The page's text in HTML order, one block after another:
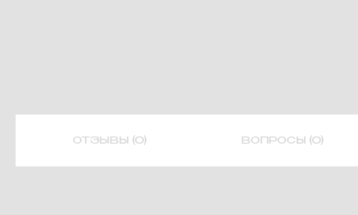
ОТЗЫВЫ (0) ВОПРОСЫ (0)